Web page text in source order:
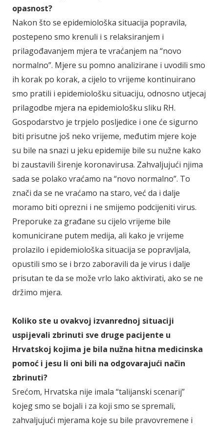
opasnost?
Nakon što se epidemiološka situacija popravila,
postepeno smo krenuli i s relaksiranjem i
prilagođavanjem mjera te vraćanjem na “novo
normalno”. Mjere su pomno analizirane i uvodili smo
ih korak po korak, a cijelo to vrijeme kontinuirano
smo pratili i epidemiološku situaciju, odnosno utjecaj
prilagodbe mjera na epidemiološku sliku RH.
Gospodarstvo je trpjelo posljedice i one će sigurno
biti prisutne još neko vrijeme, međutim mjere koje
su bile na snazi u jeku epidemije bile su nužne kako
bi zaustavili širenje koronavirusa. Zahvaljujući njima
sada se polako vraćamo na “novo normalno”. To
znači da se ne vraćamo na staro, već da i dalje
moramo biti oprezni i ne smijemo podcijeniti virus.
Preporuke za građane su cijelo vrijeme bile
komunicirane putem medija, ali kako je vrijeme
prolazilo i epidemiološka situacija se popravljala,
opustili smo se i brzo zaboravili da je virus i dalje
prisutan te da se može vrlo lako aktivirati, ako se ne
držimo mjera.
Koliko ste u ovakvoj izvanrednoj situaciji
uspijevali zbrinuti sve druge pacijente u
Hrvatskoj kojima je bila nužna hitna medicinska
pomoć i jesu li oni bili na odgovarajući način
zbrinuti?
Srećom, Hrvatska nije imala “talijanski scenarij”
kojeg smo se bojali i za koji smo se spremali,
zahvaljujući mjerama koje su bile pravovremene i